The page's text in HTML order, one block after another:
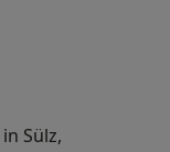
Sülz,